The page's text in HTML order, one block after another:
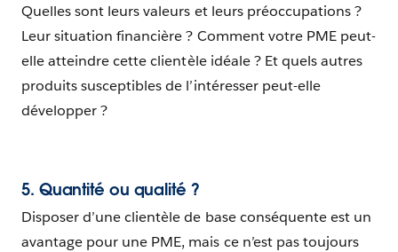
Quelles sont leurs valeurs et leurs préoccupations ?
Leur situation financière ? Comment votre PME peut-
elle atteindre cette clientèle idéale ? Et quels autres
produits susceptibles de l’intéresser peut-elle
développer ?
5. Quantité ou qualité ?
Disposer d’une clientèle de base conséquente est un
avantage pour une PME, mais ce n’est pas toujours